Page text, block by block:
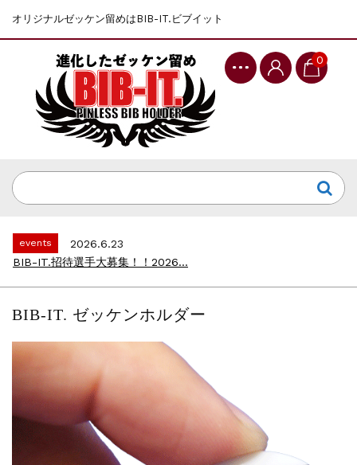
オリジナルゼッケン留めはBIB-IT.ビブイット
0
第46回 丹波篠山ABCマラソン...
events
2026.7.8
events
2026.6.23
BIB-IT.招待選手大募集！！2026...
events
2026.2.2
events
第46回 丹波篠山ABCマラソン...
events
2026.7.8
上尾シティハーフマラソン2026 記念T...
events
2026.6.23
BIB-IT.招待選手大募集！！2026...
BIB-IT. ゼッケンホルダー